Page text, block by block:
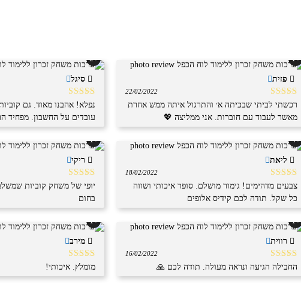
+1
דורג5 מתוך
22/02/2022
רכשתי לביתי שבכיתה א׳ והתרגול איתה ממש אחרת
מאשר לעבוד עם חוברות. אני ממליצה 💖
+4
דורג5מתוך
18/02/2022
צבעים מדהימים! גימור מושלם. סופר איכותי ושווה
כל שקל. תודה לכם קידיס אלופים
+1
דורג5מתוך
16/02/2022
החבילה הגיעה ונראה מעולה. תודה לכם 🙏
+2
דורג 5מתוך
נפלא! אהבנו מאוד. גם
עובדים על החשבון. מפחיד
+1
דורג5 מתוך
יופי של משחק קוביות
בחום
+1
דורג5 מתוך
מומלץ. איכותי!